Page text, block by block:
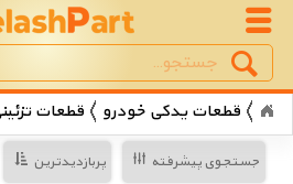
قطعات یدکی خودرو قطعات
جستجوی پیشرفته پربازدیدترین
Search
جستجو